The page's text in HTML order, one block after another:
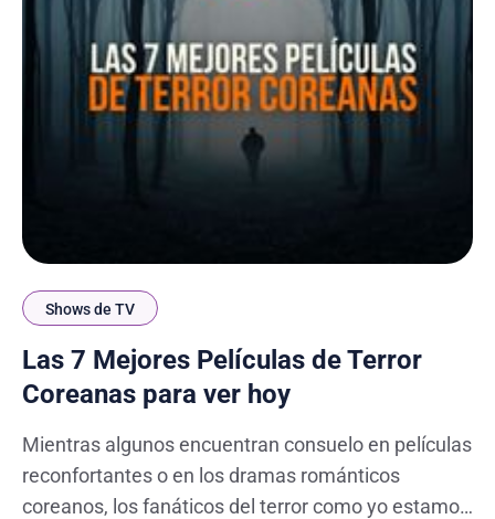
Shows de TV
Las 7 Mejores Películas de Terror
Coreanas para ver hoy
Mientras algunos encuentran consuelo en películas
reconfortantes o en los dramas románticos
coreanos, los fanáticos del terror como yo estamos